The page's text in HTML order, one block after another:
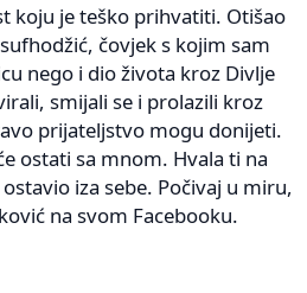
koju je teško prihvatiti. Otišao
čovjek s kojim sam
nego i dio života kroz Divlje
smijali se i prolazili kroz
prijateljstvo mogu donijeti.
ostati sa mnom. Hvala ti na
iza sebe. Počivaj u miru,
na svom Facebooku.